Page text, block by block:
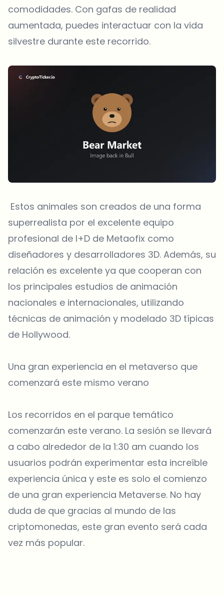
comodidades. Con gafas de realidad
aumentada, puedes interactuar con la vida
silvestre durante este recorrido.
Estos animales son creados de una forma
superrealista por el excelente equipo
profesional de I+D de Metaofix como
diseñadores y desarrolladores 3D. Además, su
relación es excelente ya que cooperan con
los principales estudios de animación
nacionales e internacionales, utilizando
técnicas de animación y modelado 3D típicas
de Hollywood.
Una gran experiencia en el metaverso que
comenzará este mismo verano
Los recorridos en el parque temático
comenzarán este verano. La sesión se llevará
a cabo alrededor de la 1:30 am cuando los
usuarios podrán experimentar esta increíble
experiencia única y este es solo el comienzo
de una gran experiencia Metaverse. No hay
duda de que gracias al mundo de las
criptomonedas, este gran evento será cada
vez más popular.